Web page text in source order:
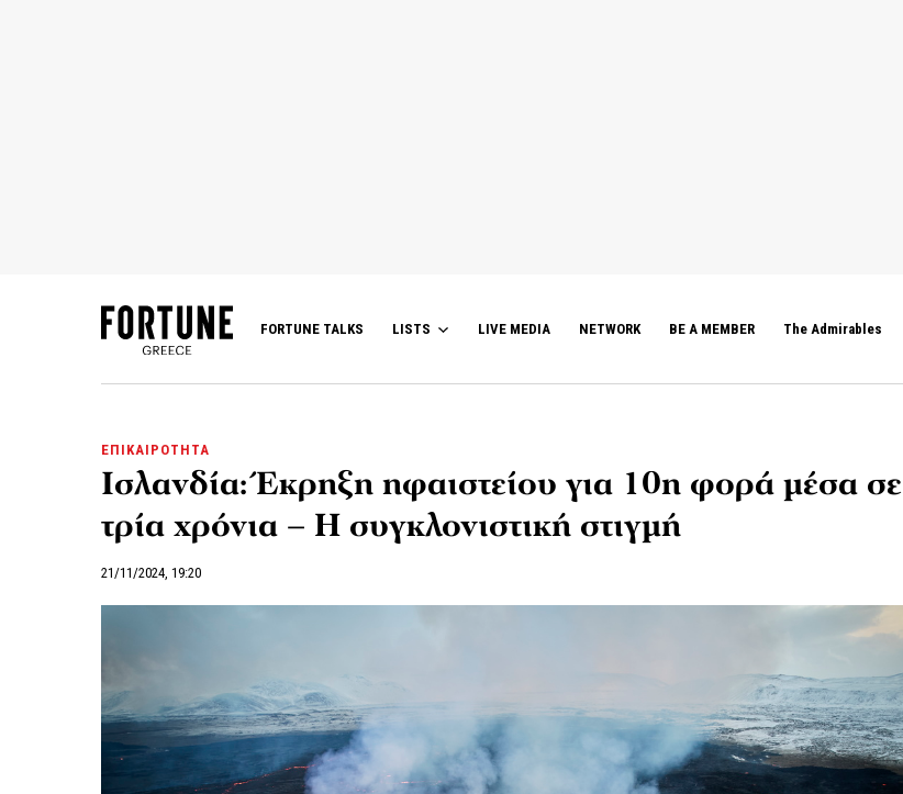
FORTUNE TALKS LISTS LIVE MEDIA NETWORK BE A MEMBER The Admirables
ΕΠΙΚΑΙΡΟΤΗΤΑ
Ισλανδία: Έκρηξη ηφαιστείου για 10η φορά μέσα σε
τρία χρόνια – Η συγκλονιστική στιγμή
21/11/2024, 19:20